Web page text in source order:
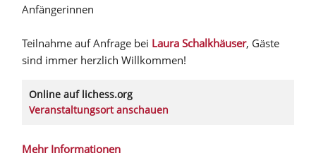
Anfängerinnen
Teilnahme auf Anfrage bei Laura Schalkhäuser, Gäste
sind immer herzlich Willkommen!
Online auf lichess.org
Veranstaltungsort anschauen
Mehr Informationen